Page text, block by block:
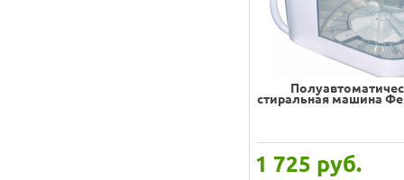
стиральная машина
1 725 руб.